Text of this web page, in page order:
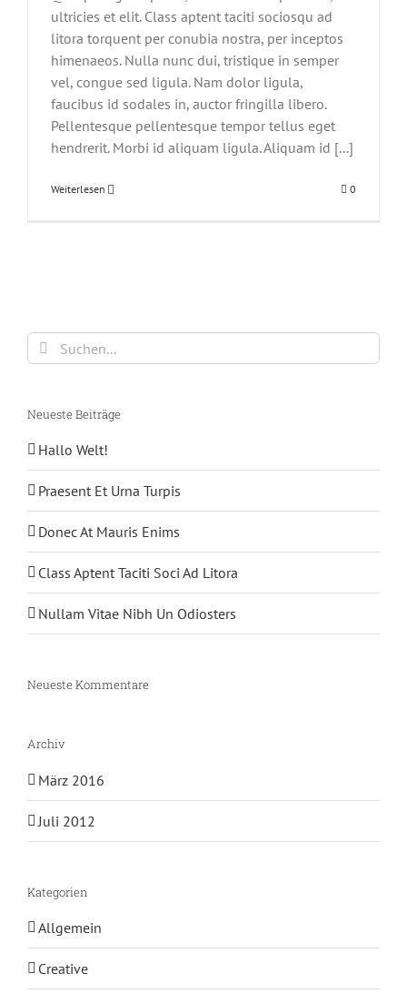
ultricies et elit. Class aptent taciti sociosqu ad
litora torquent per conubia nostra, per inceptos
himenaeos. Nulla nunc dui, tristique in semper
vel, congue sed ligula. Nam dolor ligula,
faucibus id sodales in, auctor fringilla libero.
Pellentesque pellentesque tempor tellus eget
hendrerit. Morbi id aliquam ligula. Aliquam id [...]
Weiterlesen 0
Suche
nach:
Neueste Beiträge
Hallo Welt!
Praesent Et Urna Turpis
Donec At Mauris Enims
Class Aptent Taciti Soci Ad Litora
Nullam Vitae Nibh Un Odiosters
Neueste Kommentare
Archiv
März 2016
Juli 2012
Kategorien
Allgemein
Creative